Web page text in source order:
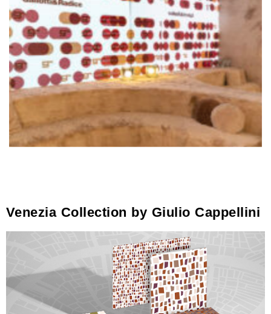
Venezia Collection by Giulio Cappellini